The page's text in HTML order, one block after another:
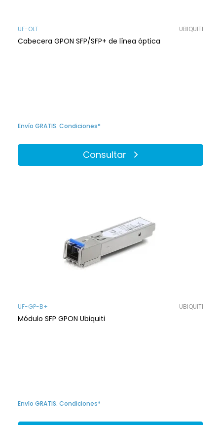
UF-OLT UBIQUITI
Cabecera GPON SFP/SFP+ de línea óptica
Envío GRATIS. Condiciones*
Consultar
UF-GP-B+ UBIQUITI
Módulo SFP GPON Ubiquiti
Envío GRATIS. Condiciones*